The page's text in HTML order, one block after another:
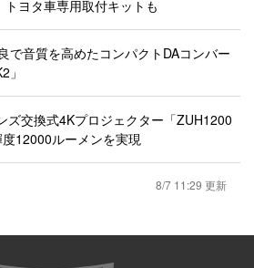
ヨタ車専用取付キットも
で音質を高めたコンパクトDAコンバー
」
ズ交換式4Kプロジェクター「ZUH1200
12000ルーメンを実現
8/7 11:29 更新